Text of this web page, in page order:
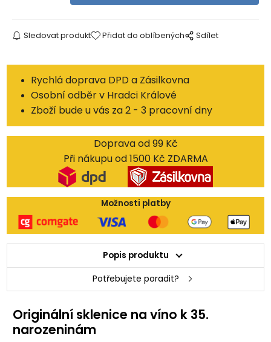
Sledovat produkt Přidat do oblíbených Sdílet
Rychlá doprava DPD a Zásilkovna
Osobní odběr v Hradci Králové
Zboží bude u vás za 2 - 3 pracovní dny
Doprava od 99 Kč
Při nákupu od 1500 Kč ZDARMA
Možnosti platby
Popis produktu
Potřebujete poradit?
Originální sklenice na víno k 35.
narozeninám